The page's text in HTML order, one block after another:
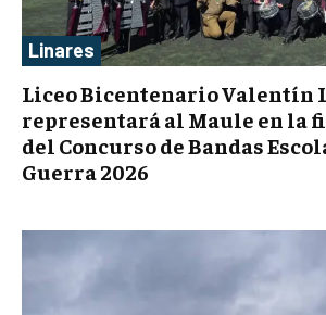
Linares
Liceo Bicentenario Valentín
representará al Maule en la
del Concurso de Bandas
Guerra 2026